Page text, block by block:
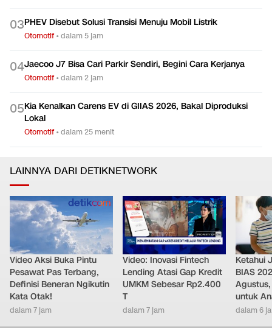
03PHEV Disebut Solusi Transisi Menuju Mobil Listrik
Otomotif•dalam 5 jam
04Jaecoo J7 Bisa Cari Parkir Sendiri, Begini Cara Kerjanya
Otomotif•dalam 2 jam
05Kia Kenalkan Carens EV di GIIAS 2026, Bakal Diproduksi
Lokal
Otomotif•dalam 25 menit
LAINNYA DARI DETIKNETWORK
Video Aksi Buka Pintu
Pesawat Pas Terbang,
Definisi Beneran Ngikutin
Kata Otak!
dalam 7 jam
Video: Inovasi Fintech
Lending Atasi Gap Kredit
UMKM Sebesar Rp2.400
T
dalam 7 jam
Ketahui
BIAS
untuk
dalam 6